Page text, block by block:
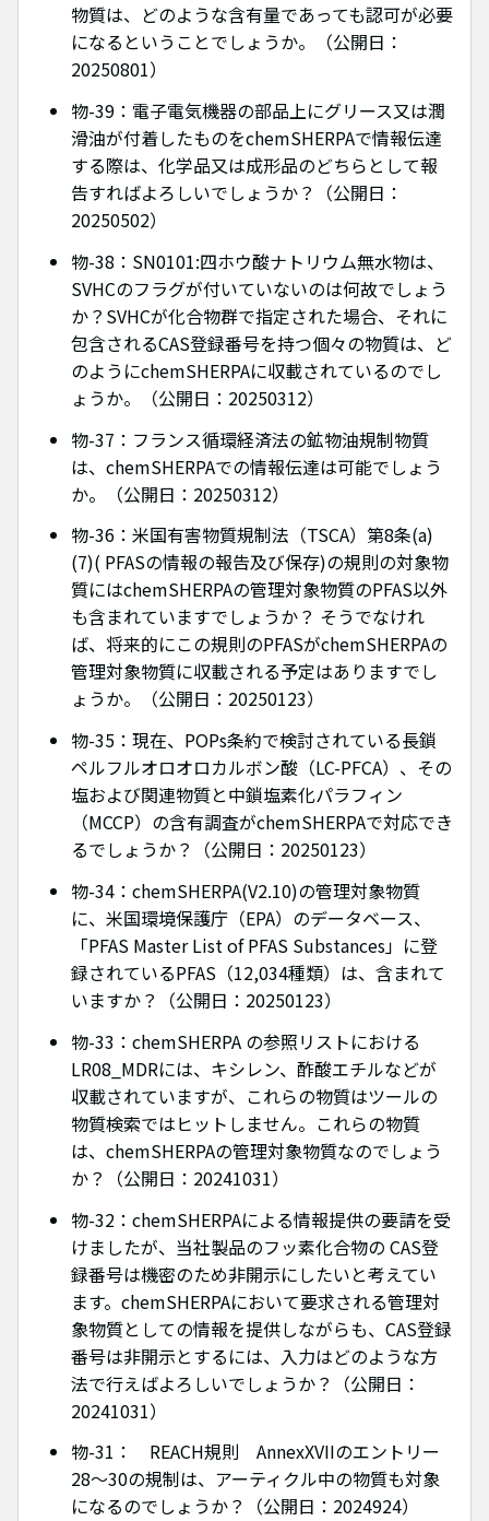
物質は、どのような含有量であっても認可が必要
になるということでしょうか。（公開日：
20250801）
物-39：電子電気機器の部品上にグリース又は潤
滑油が付着したものをchemSHERPAで情報伝達
する際は、化学品又は成形品のどちらとして報
告すればよろしいでしょうか？（公開日：
20250502）
物-38：SN0101:四ホウ酸ナトリウム無水物は、
SVHCのフラグが付いていないのは何故でしょう
か？SVHCが化合物群で指定された場合、それに
包含されるCAS登録番号を持つ個々の物質は、ど
のようにchemSHERPAに収載されているのでし
ょうか。（公開日：20250312）
物-37：フランス循環経済法の鉱物油規制物質
は、chemSHERPAでの情報伝達は可能でしょう
か。（公開日：20250312）
物-36：米国有害物質規制法（TSCA）第8条(a)
(7)( PFASの情報の報告及び保存)の規則の対象物
質にはchemSHERPAの管理対象物質のPFAS以外
も含まれていますでしょうか？ そうでなけれ
ば、将来的にこの規則のPFASがchemSHERPAの
管理対象物質に収載される予定はありますでし
ょうか。（公開日：20250123）
物-35：現在、POPs条約で検討されている長鎖
ペルフルオロオロカルボン酸（LC-PFCA）、その
塩および関連物質と中鎖塩素化パラフィン
（MCCP）の含有調査がchemSHERPAで対応でき
るでしょうか？（公開日：20250123）
物-34：chemSHERPA(V2.10)の管理対象物質
に、米国環境保護庁（EPA）のデータベース、
「PFAS Master List of PFAS Substances」に登
録されているPFAS（12,034種類）は、含まれて
いますか？（公開日：20250123）
物-33：chemSHERPA の参照リストにおける
LR08_MDRには、キシレン、酢酸エチルなどが
収載されていますが、これらの物質はツールの
物質検索ではヒットしません。これらの物質
は、chemSHERPAの管理対象物質なのでしょう
か？（公開日：20241031）
物-32：chemSHERPAによる情報提供の要請を受
けましたが、当社製品のフッ素化合物の CAS登
録番号は機密のため非開示にしたいと考えてい
ます。chemSHERPAにおいて要求される管理対
象物質としての情報を提供しながらも、CAS登録
番号は非開示とするには、入力はどのような方
法で行えばよろしいでしょうか？（公開日：
20241031）
物-31： REACH規則 AnnexXVIIのエントリー
28～30の規制は、アーティクル中の物質も対象
になるのでしょうか？（公開日：2024924）